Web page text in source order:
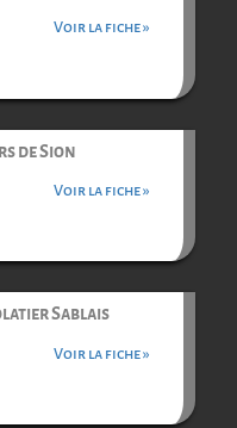
Voir la fiche »
de Sion
Voir la fiche »
Sablais
Voir la fiche »